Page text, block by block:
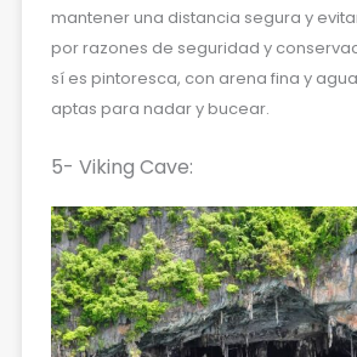
mantener una distancia segura y
por razones de seguridad y
sí es pintoresca, con arena fina y
aptas para nadar y bucear.
5- Viking Cave: